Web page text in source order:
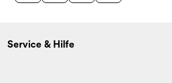
Service & Hilfe